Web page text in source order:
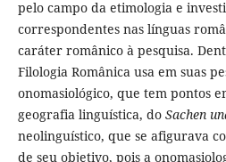
pelo campo da etimologia e
correspondentes nas línguas
caráter românico à pesquisa.
Filologia Românica usa em suas
onomasiológico, que tem pontos
geografia linguística, do Sachen
neolinguístico, que se afigurava
de seu objetivo, pois a